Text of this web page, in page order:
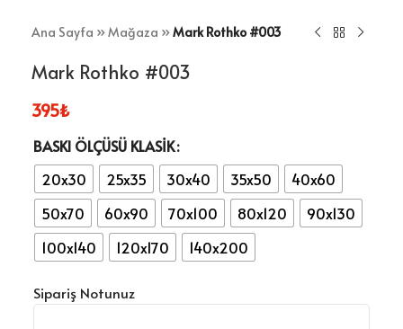
Ana Sayfa »Mağaza »Mark Rothko #003
Mark Rothko #003
395₺
BASKI ÖLÇÜSÜ KLASIK
20x30
25x35 30x40 35x50
40x60
50x70
60x90 70x100 80x120
90x130
100x140
120x170 140x200
Sipariş Notunuz